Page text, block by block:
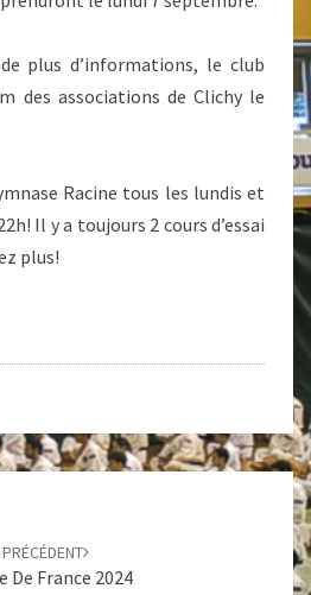
Japon Par
Doshin So.
C'est Un Art
1985.
plus d’informations, le club
des associations de Clichy le
Racine tous les lundis et
Il y a toujours 2 cours d’essai
plus!
PRÉCÉDENT
De France 2024